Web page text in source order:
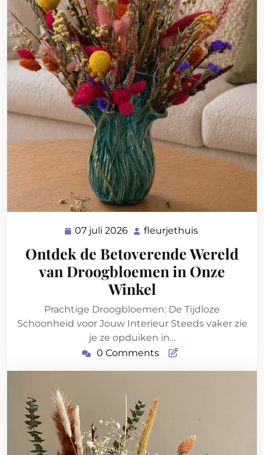
07 juli 2026 07
2026
fleurjethuis
Ontdek de Betoverende Wereld
van Droogbloemen in Onze
Winkel
Prachtige Droogbloemen: De Tijdloze
Schoonheid voor Jouw Interieur Steeds vaker zie
je ze opduiken in…
0 Comments